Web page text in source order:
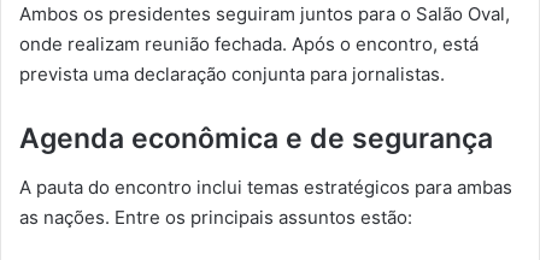
Ambos os presidentes seguiram juntos para o Salão Oval,
onde realizam reunião fechada. Após o encontro, está
prevista uma declaração conjunta para jornalistas.
Agenda econômica e de segurança
A pauta do encontro inclui temas estratégicos para ambas
as nações. Entre os principais assuntos estão: